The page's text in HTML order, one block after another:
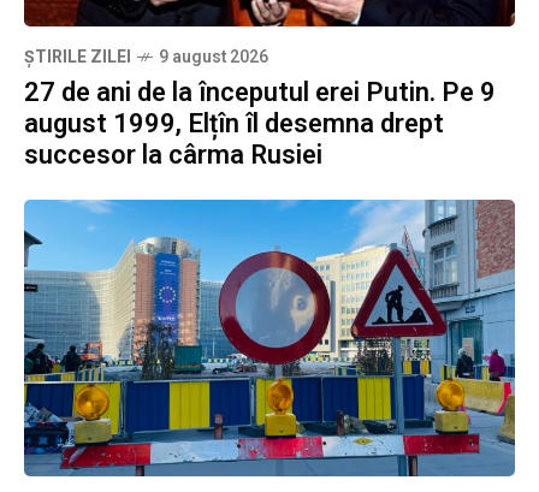
ȘTIRILE ZILEI 9 august 2026
27 de ani de la începutul erei Putin. Pe 9
august 1999, Elțîn îl desemna drept
succesor la cârma Rusiei